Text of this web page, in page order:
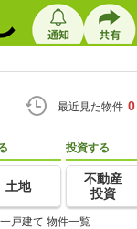
最近見た物件 0
土地
投資する
不動産
投資
戸建て 物件一覧